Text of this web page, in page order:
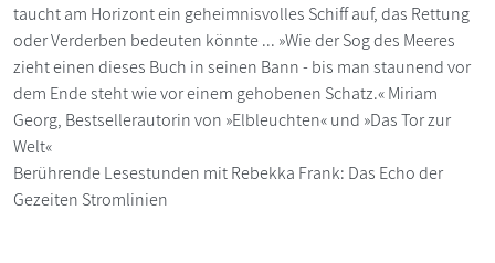
taucht am Horizont ein geheimnisvolles Schiff auf, das Rettung
oder Verderben bedeuten könnte ... »Wie der Sog des Meeres
zieht einen dieses Buch in seinen Bann - bis man staunend vor
dem Ende steht wie vor einem gehobenen Schatz.« Miriam
Georg, Bestsellerautorin von »Elbleuchten« und »Das Tor zur
Welt«
Berührende Lesestunden mit Rebekka Frank: Das Echo der
Gezeiten Stromlinien